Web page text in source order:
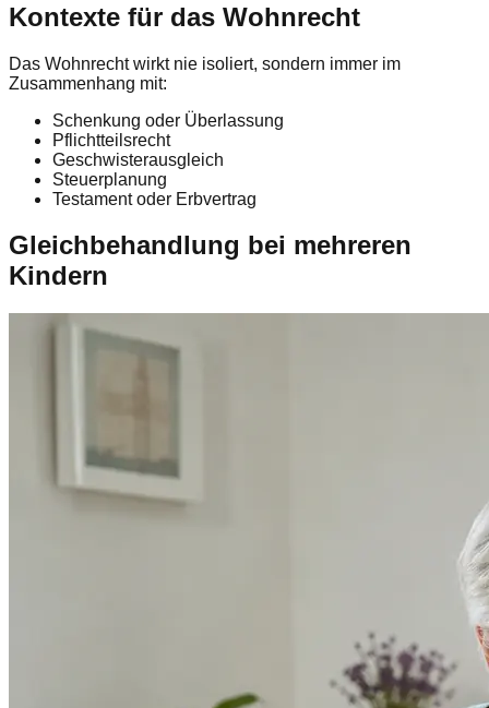
Kontexte für das Wohnrecht
Das Wohnrecht wirkt nie isoliert, sondern immer im
Zusammenhang mit:
Schenkung oder Überlassung
Pflichtteilsrecht
Geschwisterausgleich
Steuerplanung
Testament oder Erbvertrag
Gleichbehandlung bei mehreren
Kindern